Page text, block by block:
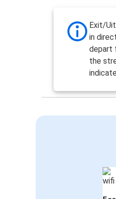
Exit/
in
depart
the